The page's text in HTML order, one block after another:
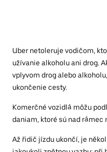
Uber netoleruje vodičom,
užívanie alkoholu ani drog.
vplyvom drog alebo
ukončenie cesty.
Komerčné vozidlá môžu
daniam, ktoré sú nad rámec
Až řidič jízdu ukončí, je